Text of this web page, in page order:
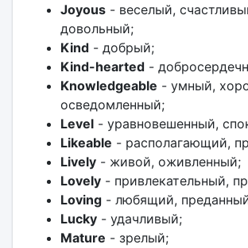
Joyous- веселый,
довольный;
Kind- добрый;
Kind-hearted-
Knowledgeable - умный,
осведомленный;
Level- уравновешенный,
Likeable - располагающий,
Lively- живой, оживленный;
Lovely- привлекательный,
Loving- любящий,
Lucky- удачливый;
Mature - зрелый;